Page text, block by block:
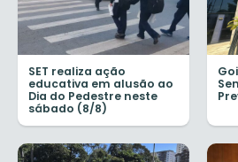
SET realiza ação
educativa em alusão ao
Dia do Pedestre neste
sábado (8/8)